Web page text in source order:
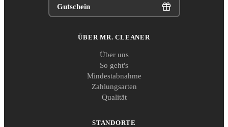
Gutschein
ÜBER MR. CLEANER
Über uns
So geht's
Mindestabnahme
Zahlungsarten
Qualität
STANDORTE